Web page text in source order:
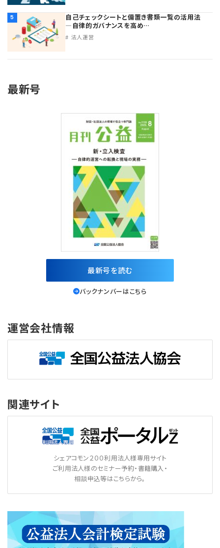
5
自己チェックシートと備置き書類一覧の活用法
―自律的ガバナンスを高め…
法人運営
最新号
最新号を読む
バックナンバーはこちら
運営会社情報
関連サイト
シェアコモン２００利用法人様専用サイト
ご利用法人様のセミナー予約・書籍購入・
相談申込等はこちらから。